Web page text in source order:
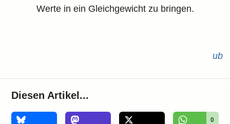
Werte in ein Gleichgewicht zu bringen.
ub
Diesen Artikel...
0